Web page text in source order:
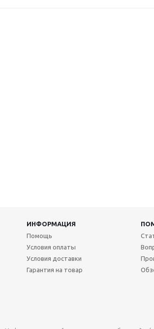
ИНФОРМАЦИЯ
Помощь
Условия оплаты
Условия доставки
Гарантия на товар